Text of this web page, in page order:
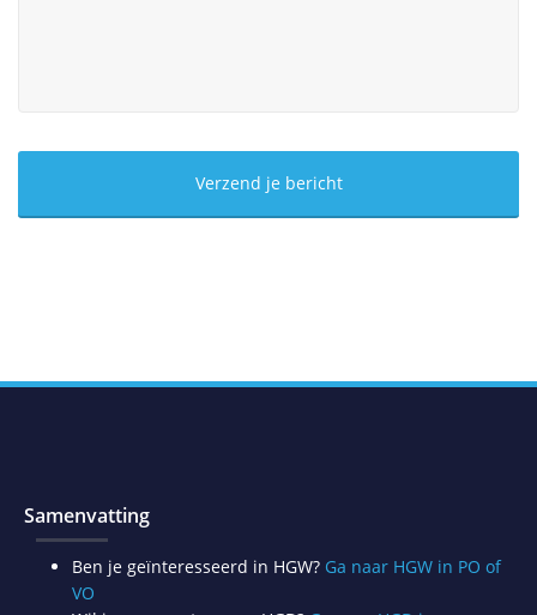
Samenvatting
Ben je geïnteresseerd in HGW? Ga naar HGW in PO of
VO